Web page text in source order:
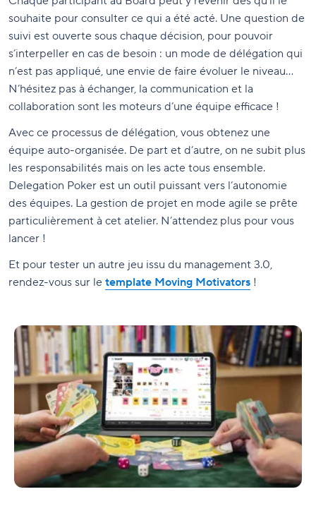
souhaite pour consulter ce qui a été acté. Une question de
suivi est ouverte sous chaque décision, pour pouvoir
s’interpeller en cas de besoin : un mode de délégation qui
n’est pas appliqué, une envie de faire évoluer le niveau…
N’hésitez pas à échanger, la communication et la
collaboration sont les moteurs d’une équipe efficace !
Avec ce processus de délégation, vous obtenez une
équipe auto-organisée. De part et d’autre, on ne subit plus
les responsabilités mais on les acte tous ensemble.
Delegation Poker est un outil puissant vers l’autonomie
des équipes. La gestion de projet en mode agile se prête
particulièrement à cet atelier. N’attendez plus pour vous
lancer !
Et pour tester un autre jeu issu du management 3.0,
rendez-vous sur le template Moving Motivators !